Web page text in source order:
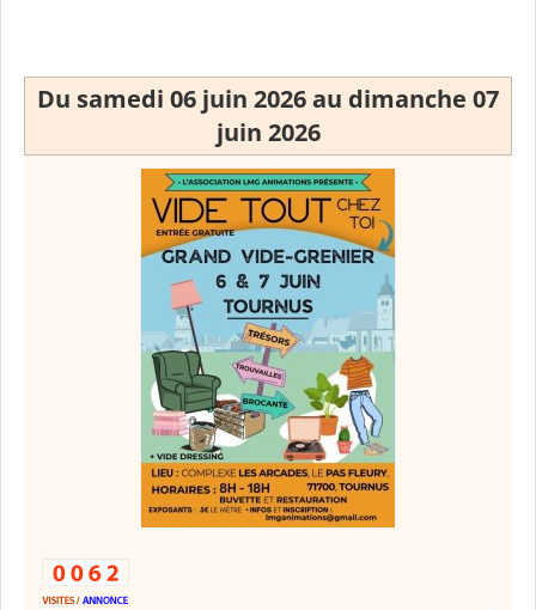
Du samedi 06 juin 2026 au dimanche 07
juin 2026